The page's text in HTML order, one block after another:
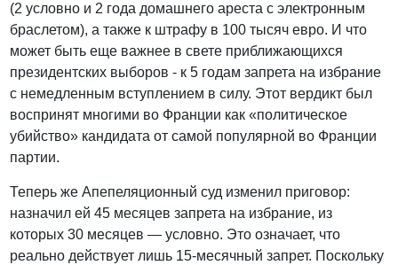
(2 условно и 2 года домашнего ареста с электронным
браслетом), а также к штрафу в 100 тысяч евро. И что
может быть еще важнее в свете приближающихся
президентских выборов - к 5 годам запрета на избрание
с немедленным вступлением в силу. Этот вердикт был
воспринят многими во Франции как «политическое
убийство» кандидата от самой популярной во Франции
партии.
Теперь же Апепеляционный суд изменил приговор:
назначил ей 45 месяцев запрета на избрание, из
которых 30 месяцев — условно. Это означает, что
реально действует лишь 15-месячный запрет. Поскольку